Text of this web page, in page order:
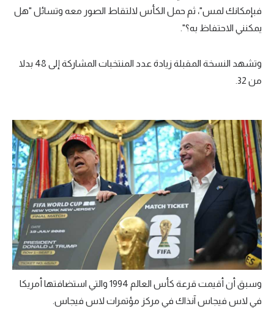
أقسام خاصة
ميركاتو
تحقيق في الجول
تحليل في الجول
حكايات في الجول
كويز في الجول
فيديو في الجول
فبإمكانك لمس"، ثم حمل الكأس لالتقاط الصور معه وتسائل "هل
يمكنني الاحتفاظ به؟".
وتشهد النسخة المقبلة زيادة عدد المنتخبات المشاركة إلى 48 بدلا
من 32.
وسبق أن أقيمت قرعة كأس العالم 1994 والتي استضافتها أمريكا
في لاس فيجاس آنذاك في مركز مؤتمرات لاس فيجاس.